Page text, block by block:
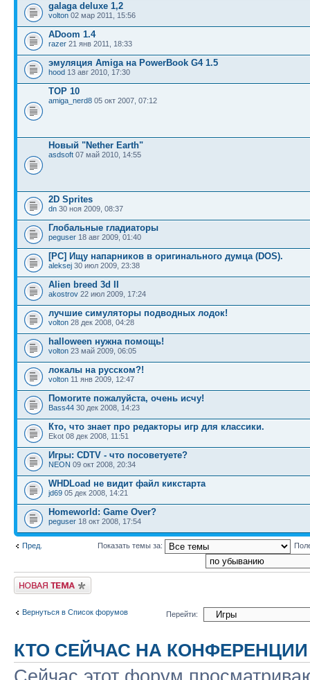
galaga deluxe 1,2
volton 02 мар 2011, 15:56
ADoom 1.4
razer 21 янв 2011, 18:33
эмуляция Amiga на PowerBook G4 1.5
hood 13 авг 2010, 17:30
TOP 10
amiga_nerd8 05 окт 2007, 07:12
Новый "Nether Earth"
asdsoft 07 май 2010, 14:55
2D Sprites
dn 30 ноя 2009, 08:37
Глобальные гладиаторы
peguser 18 авг 2009, 01:40
[PC] Ищу напарников в оригинального думца (DOS).
aleksej 30 июл 2009, 23:38
Alien breed 3d II
akostrov 22 июл 2009, 17:24
лучшие симуляторы подводных лодок!
volton 28 дек 2008, 04:28
halloween нужна помощь!
volton 23 май 2009, 06:05
локалы на русском?!
volton 11 янв 2009, 12:47
Помогите пожалуйста, очень исчу!
Bass44 30 дек 2008, 14:23
Кто, что знает про редакторы игр для классики.
Ekot 08 дек 2008, 11:51
Игры: CDTV - что посоветуете?
NEON 09 окт 2008, 20:34
WHDLoad не видит файл кикстарта
jd69 05 дек 2008, 14:21
Homeworld: Game Over?
peguser 18 окт 2008, 17:54
Пред. Показать темы за:
Новая тема
Вернуться в Список форумов Перейти:
КТО СЕЙЧАС НА КОНФЕРЕНЦИИ